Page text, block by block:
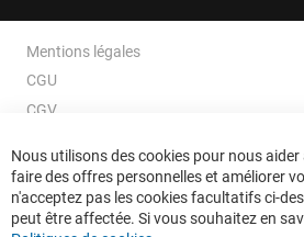
Mentions légales
CGU
CGV
Données personnelles
Confidentialité
Plan du site
Nous utilisons des cookies pour nous aider
faire des offres personnelles et améliorer
n'acceptez pas les cookies facultatifs ci-
peut être affectée. Si vous souhaitez en